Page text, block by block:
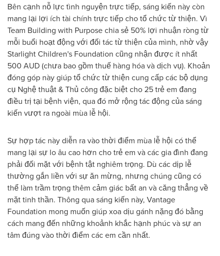
Bên cạnh nỗ lực tình nguyện trực tiếp, sáng kiến này còn
mang lại lợi ích tài chính trực tiếp cho tổ chức từ thiện. Vì
Team Building with Purpose chia sẻ 50% lợi nhuận ròng từ
mỗi buổi hoạt động với đối tác từ thiện của mình, nhờ vậy
Starlight Children's Foundation cũng nhận được ít nhất
500 AUD (chưa bao gồm thuế hàng hóa và dịch vụ). Khoản
đóng góp này giúp tổ chức từ thiện cung cấp các bộ dụng
cụ Nghệ thuật & Thủ công đặc biệt cho 25 trẻ em đang
điều trị tại bệnh viện, qua đó mở rộng tác động của sáng
kiến vượt ra ngoài mùa lễ hội.
Sự hợp tác này diễn ra vào thời điểm mùa lễ hội có thể
mang lại sự lo âu cao hơn cho trẻ em và các gia đình đang
phải đối mặt với bệnh tật nghiêm trọng. Dù các dịp lễ
thường gắn liền với sự ăn mừng, nhưng chúng cũng có
thể làm trầm trọng thêm cảm giác bất an và căng thẳng về
mặt tinh thần. Thông qua sáng kiến này, Vantage
Foundation mong muốn giúp xoa dịu gánh nặng đó bằng
cách mang đến những khoảnh khắc hạnh phúc và sự an
tâm đúng vào thời điểm các em cần nhất.